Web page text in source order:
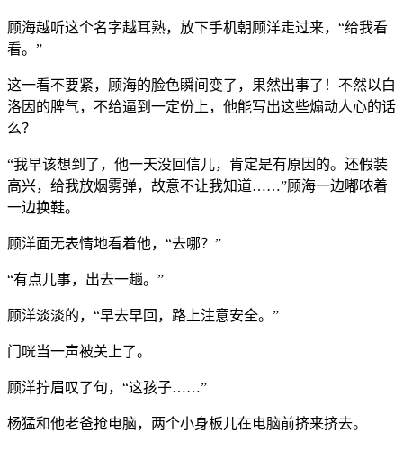
顾海越听这个名字越耳熟，放下手机朝顾洋走过来，“给我看
看。”
这一看不要紧，顾海的脸色瞬间变了，果然出事了！不然以白
洛因的脾气，不给逼到一定份上，他能写出这些煽动人心的话
么？
“我早该想到了，他一天没回信儿，肯定是有原因的。还假装
高兴，给我放烟雾弹，故意不让我知道……”顾海一边嘟哝着
一边换鞋。
顾洋面无表情地看着他，“去哪？”
“有点儿事，出去一趟。”
顾洋淡淡的，“早去早回，路上注意安全。”
门咣当一声被关上了。
顾洋拧眉叹了句，“这孩子……”
杨猛和他老爸抢电脑，两个小身板儿在电脑前挤来挤去。